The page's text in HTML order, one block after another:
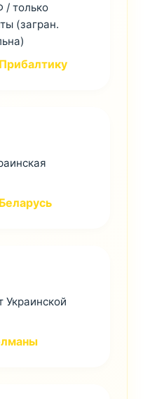
/ только
(загран.
Украинской